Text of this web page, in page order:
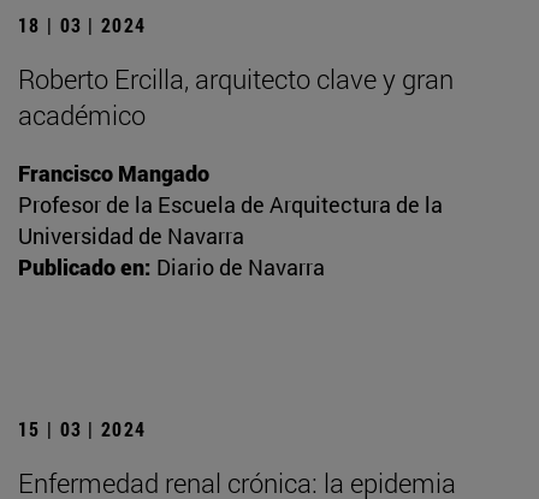
18 | 03 | 2024
Roberto Ercilla, arquitecto clave y gran
académico
Francisco Mangado
Profesor de la Escuela de Arquitectura de la
Universidad de Navarra
Publicado en: Diario de Navarra
15 | 03 | 2024
Enfermedad renal crónica: la epidemia